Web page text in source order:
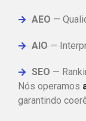
AEO —
AIO —
SEO —
Nós operamos
garantindo